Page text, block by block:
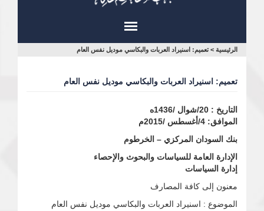
أنت
الرئيسية > تعميم: اسنيراد العربات والبكاسي موديل نفس العام
تعميم: اسنيراد العربات والبكاسي موديل نفس العام
التاريخ : 20/شوال /1436ه
الموافق: 4/أغسطس /2015م
بنك السودان المركزي – الخرطوم
الإدارة العامة للسياسات والبحوث والإحصاء
إدارة السياسات
معنون إلى كافة المصارف
الموضوع : اسنيراد العربات والبكاسي موديل نفس العام